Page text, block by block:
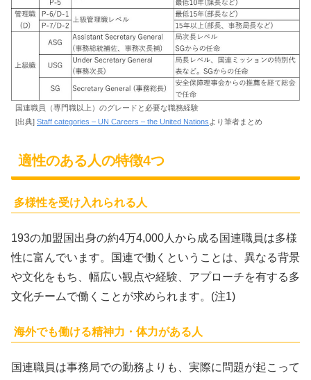
国連職員（専門職以上）のグレードと必要な職務経験
[出典] Staff categories – UN Careers – the United Nations より筆者まとめ
適性のある人の特徴4つ
多様性を受け入れられる人
193の加盟国出身の約4万4,000人から成る国連職員は多様
性に富んでいます。国連で働くということは、異なる背景
や文化をもち、幅広い観点や経験、アプローチを有する多
文化チームで働くことが求められます。(注1)
海外でも働ける精神力・体力がある人
国連職員は事務局での勤務よりも、実際に問題が起こって